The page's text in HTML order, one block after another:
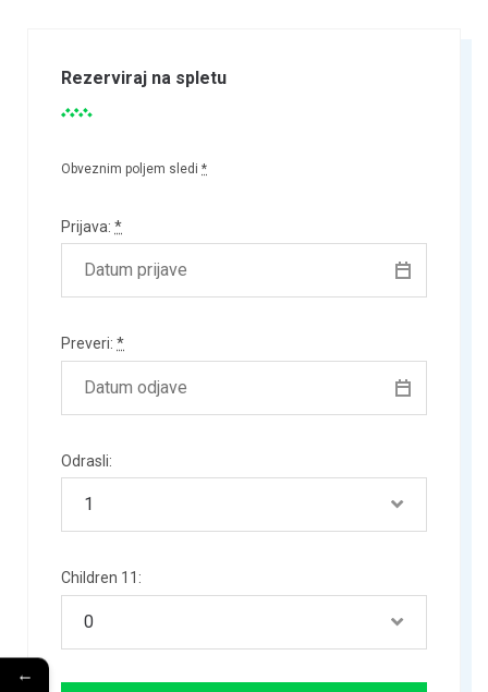
Rezerviraj na spletu
Obveznim poljem sledi *
Prijava: *
Preveri: *
Odrasli:
Children 11:
←